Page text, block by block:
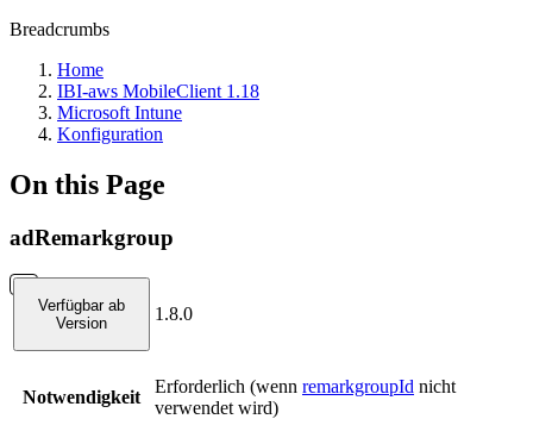
Breadcrumbs
Home
IBI-aws MobileClient 1.18
Microsoft Intune
Konfiguration
On this Page
adRemarkgroup
Verfügbar ab
Version
1.8.0
Notwendigkeit
Erforderlich (wenn remarkgroupId nicht
verwendet wird)